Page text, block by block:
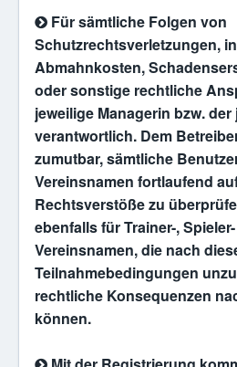
Für sämtliche Folgen von
Schutzrechtsverletzungen,
Abmahnkosten,
oder sonstige rechtliche
jeweilige Managerin bzw.
verantwortlich. Dem
zumutbar, sämtliche
Vereinsnamen fortlaufend
Rechtsverstöße zu
ebenfalls für Trainer-,
Vereinsnamen, die nach
Teilnahmebedingungen
rechtliche Konsequenzen
können.